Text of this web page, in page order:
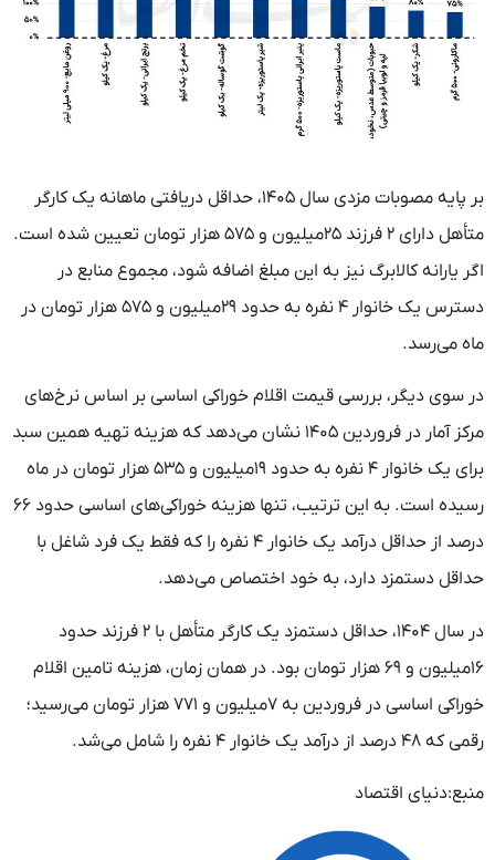
بر پایه مصوبات مزدی سال ۱۴۰۵، حداقل دریافتی ماهانه یک کارگر
متأهل دارای ۲ فرزند ۲۵‌میلیون و ۵۷۵ هزار تومان تعیین شده است.
اگر یارانه کالابرگ نیز به این مبلغ اضافه شود، مجموع منابع در
دسترس یک خانوار ۴ نفره به حدود ۲۹‌میلیون و ۵۷۵ هزار تومان در
ماه می‌رسد.
در سوی دیگر، بررسی قیمت اقلام خوراکی اساسی بر اساس نرخ‌های
مرکز آمار در فروردین ۱۴۰۵ نشان می‌دهد که هزینه تهیه همین سبد
برای یک خانوار ۴ نفره به حدود ۱۹‌میلیون و ۵۳۵ هزار تومان در ماه
رسیده است. به این ترتیب، تنها هزینه خوراکی‌های اساسی حدود ۶۶
درصد از حداقل درآمد یک خانوار ۴ نفره را که فقط یک فرد شاغل با
حداقل دستمزد دارد، به خود اختصاص می‌دهد.
در سال ۱۴۰۴، حداقل دستمزد یک کارگر متأهل با ۲ فرزند حدود
۱۶‌میلیون و ۶۹ هزار تومان بود. در همان زمان، هزینه تامین اقلام
خوراکی اساسی در فروردین به ۷‌میلیون و ۷۷۱ هزار تومان می‌رسید؛
رقمی که ۴۸ درصد از درآمد یک خانوار ۴ نفره را شامل می‌شد.
منبع:دنیای اقتصاد